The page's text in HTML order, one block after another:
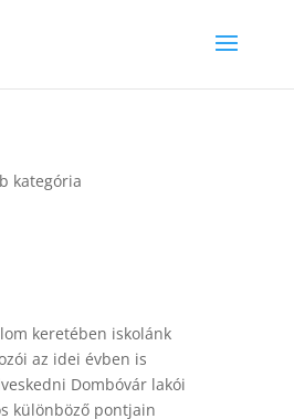
kategória
keretében iskolánk
az idei évben is
Dombóvár lakói
különböző pontjain